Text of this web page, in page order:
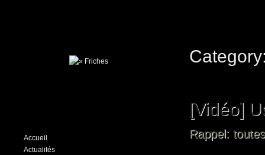
Accueil
Actualités
[Vidéo]
Rappel: